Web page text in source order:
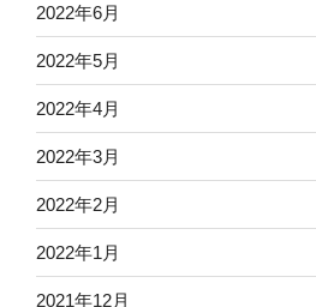
2022年6月
2022年5月
2022年4月
2022年3月
2022年2月
2022年1月
2021年12月